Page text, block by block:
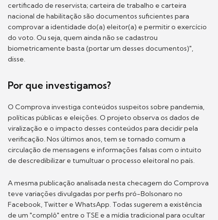
certificado de reservista; carteira de trabalho e carteira
nacional de habilitação são documentos suficientes para
comprovar a identidade do(a) eleitor(a) e permitir o exercício
do voto. Ou seja, quem ainda não se cadastrou
biometricamente basta (portar um desses documentos)",
disse.
Por que investigamos?
O Comprova investiga conteúdos suspeitos sobre pandemia,
políticas públicas e eleições. O projeto observa os dados de
viralização e o impacto desses conteúdos para decidir pela
verificação. Nos últimos anos, tem se tornado comum a
circulação de mensagens e informações falsas com o intuito
de descredibilizar e tumultuar o processo eleitoral no país.
A mesma publicação analisada nesta checagem do Comprova
teve variações divulgadas por perfis pró-Bolsonaro no
Facebook, Twitter e WhatsApp. Todas sugerem a existência
de um "complô" entre o TSE e a mídia tradicional para ocultar